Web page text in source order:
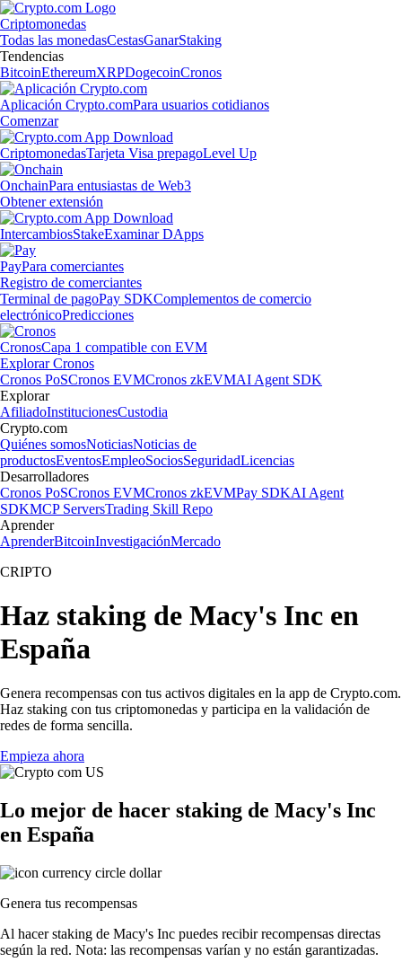
Criptomonedas
Todas las monedasCestasGanarStaking
Tendencias
BitcoinEthereumXRPDogecoinCronos
Aplicación Crypto.comPara usuarios cotidianos
Comenzar
CriptomonedasTarjeta Visa prepagoLevel Up
OnchainPara entusiastas de Web3
Obtener extensión
IntercambiosStakeExaminar DApps
PayPara comerciantes
Registro de comerciantes
Terminal de pagoPay SDKComplementos de comercio
electrónicoPredicciones
CronosCapa 1 compatible con EVM
Explorar Cronos
Cronos PoSCronos EVMCronos zkEVMAI Agent SDK
Explorar
AfiliadoInstitucionesCustodia
Crypto.com
Quiénes somosNoticiasNoticias de
productosEventosEmpleoSociosSeguridadLicencias
Desarrolladores
Cronos PoSCronos EVMCronos zkEVMPay SDKAI Agent
SDKMCP ServersTrading Skill Repo
Aprender
AprenderBitcoinInvestigaciónMercado
CRIPTO
Haz staking de Macy's Inc en
España
Genera recompensas con tus activos digitales en la app de Crypto.com.
Haz staking con tus criptomonedas y participa en la validación de
redes de forma sencilla.
Empieza ahora
Lo mejor de hacer staking de Macy's Inc
en España
Genera tus recompensas
Al hacer staking de Macy's Inc puedes recibir recompensas directas
según la red. Nota: las recompensas varían y no están garantizadas.